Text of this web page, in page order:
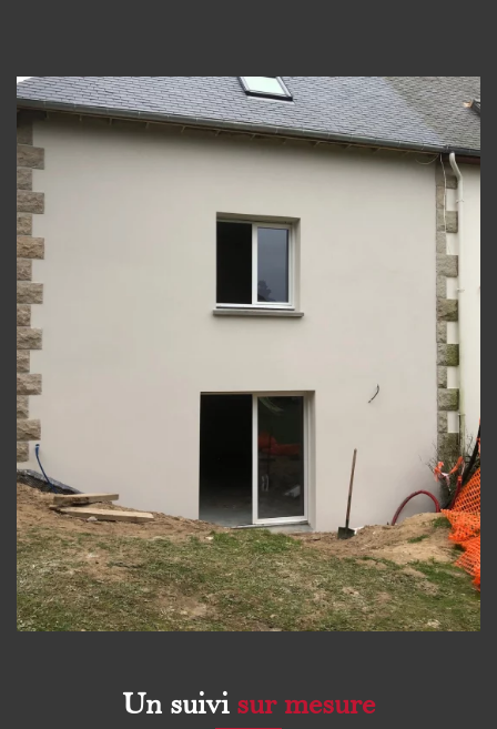
Un suivisur mesure